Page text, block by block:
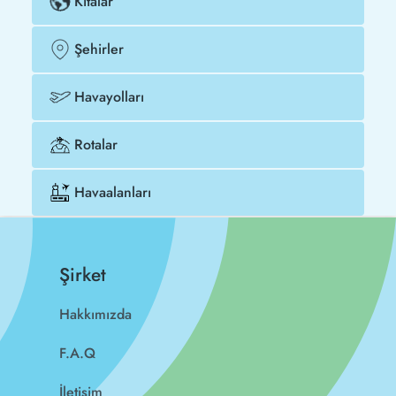
Şehirler
Havayolları
Rotalar
Havaalanları
Şirket
Hakkımızda
F.A.Q